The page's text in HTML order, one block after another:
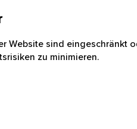
Website sind eingeschränkt
zu minimieren.